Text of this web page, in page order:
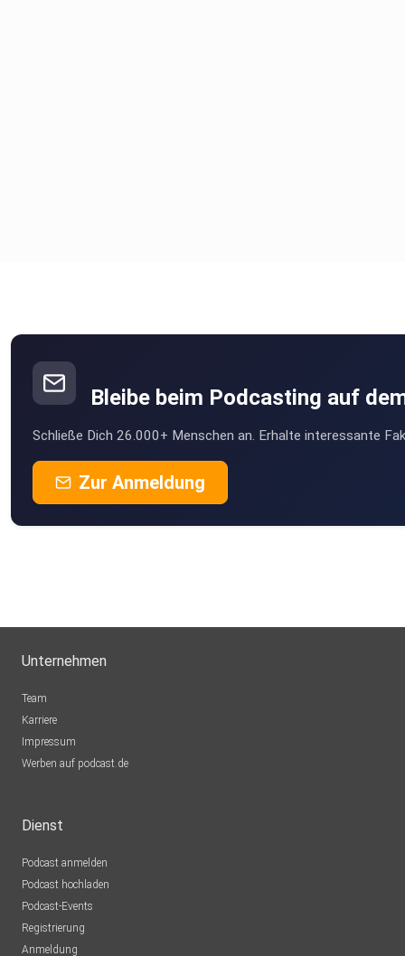
Bleibe beim Podcasting auf
Schließe Dich 26.000+ Menschen an. Erhalte interessante
Zur Anmeldung
Unternehmen
Team
Karriere
Impressum
Werben auf podcast.de
Dienst
Podcast anmelden
Podcast hochladen
Podcast-Events
Registrierung
Anmeldung